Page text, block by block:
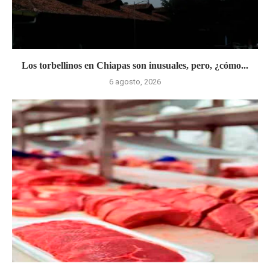
Los torbellinos en Chiapas son inusuales, pero, ¿cómo...
6 agosto, 2026